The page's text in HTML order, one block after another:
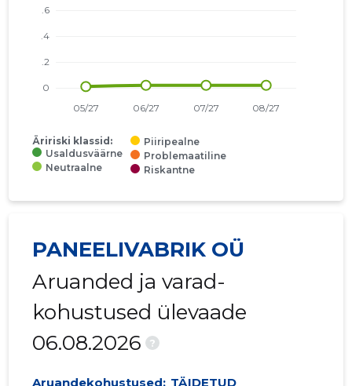
Äririski klassid:
Usaldusväärne
Neutraalne
Piiripealne
Problemaatiline
Riskantne
PANEELIVABRIK OÜ
Aruanded ja varad-
kohustused ülevaade
06.08.2026
?
Aruandekohustused: TÄIDETUD